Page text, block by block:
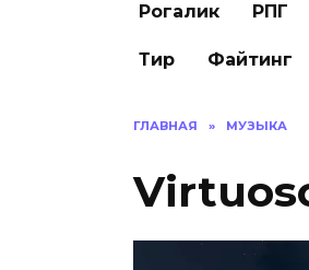
Рогалик РПГ
Тир Файтинг
ГЛАВНАЯ » МУЗЫКА